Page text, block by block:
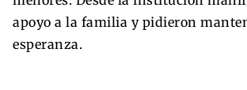
apoyo a la familia y pidieron
esperanza.